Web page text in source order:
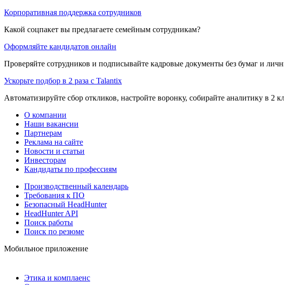
Корпоративная поддержка сотрудников
Какой соцпакет вы предлагаете семейным сотрудникам?
Оформляйте кандидатов онлайн
Проверяйте сотрудников и подписывайте кадровые документы без бумаг и
Ускорьте подбор в 2 раза с Talantix
Автоматизируйте сбор откликов, настройте воронку, собирайте аналитику в 2
О компании
Наши вакансии
Партнерам
Реклама на сайте
Новости и статьи
Инвесторам
Кандидаты по профессиям
Производственный календарь
Требования к ПО
Безопасный HeadHunter
HeadHunter API
Поиск работы
Поиск по резюме
Мобильное приложение
Этика и комплаенс